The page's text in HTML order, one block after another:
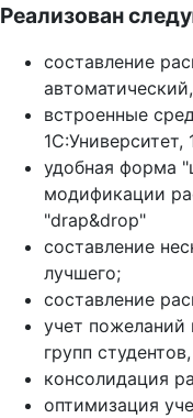
Реализован
составление
встроенные
удобная форма
модификации
"drap&drop"
составление
лучшего;
составление
учет пожеланий
групп
консолидация
оптимизация